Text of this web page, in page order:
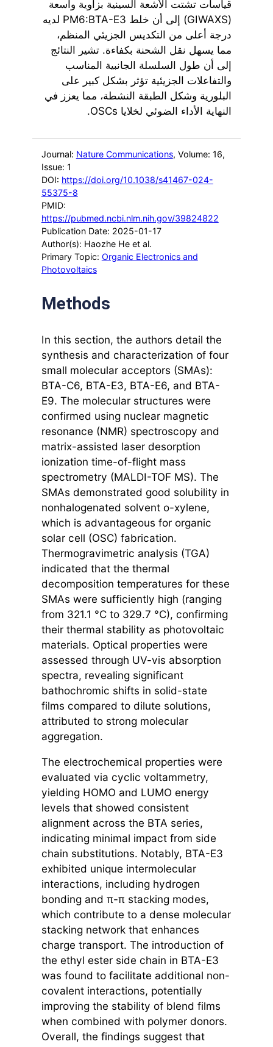
قياسات تشتت الأشعة السينية بزاوية واسعة
(GIWAXS) إلى أن خلط PM6:BTA-E3 لديه
درجة أعلى من التكديس الجزيئي المنظم،
مما يسهل نقل الشحنة بكفاءة. تشير النتائج
إلى أن طول السلسلة الجانبية المناسب
والتفاعلات الجزيئية تؤثر بشكل كبير على
البلورية وشكل الطبقة النشطة، مما يعزز في
النهاية الأداء الضوئي لخلايا OSCs.
Journal: Nature Communications, Volume: 16,
Issue: 1
DOI: https://doi.org/10.1038/s41467-024-
55375-8
PMID:
https://pubmed.ncbi.nlm.nih.gov/39824822
Publication Date: 2025-01-17
Author(s): Haozhe He et al.
Primary Topic: Organic Electronics and
Photovoltaics
Methods
In this section, the authors detail the
synthesis and characterization of four
small molecular acceptors (SMAs):
BTA-C6, BTA-E3, BTA-E6, and BTA-
E9. The molecular structures were
confirmed using nuclear magnetic
resonance (NMR) spectroscopy and
matrix-assisted laser desorption
ionization time-of-flight mass
spectrometry (MALDI-TOF MS). The
SMAs demonstrated good solubility in
nonhalogenated solvent o-xylene,
which is advantageous for organic
solar cell (OSC) fabrication.
Thermogravimetric analysis (TGA)
indicated that the thermal
decomposition temperatures for these
SMAs were sufficiently high (ranging
from 321.1 °C to 329.7 °C), confirming
their thermal stability as photovoltaic
materials. Optical properties were
assessed through UV-vis absorption
spectra, revealing significant
bathochromic shifts in solid-state
films compared to dilute solutions,
attributed to strong molecular
aggregation.
The electrochemical properties were
evaluated via cyclic voltammetry,
yielding HOMO and LUMO energy
levels that showed consistent
alignment across the BTA series,
indicating minimal impact from side
chain substitutions. Notably, BTA-E3
exhibited unique intermolecular
interactions, including hydrogen
bonding and π-π stacking modes,
which contribute to a dense molecular
stacking network that enhances
charge transport. The introduction of
the ethyl ester side chain in BTA-E3
was found to facilitate additional non-
covalent interactions, potentially
improving the stability of blend films
when combined with polymer donors.
Overall, the findings suggest that